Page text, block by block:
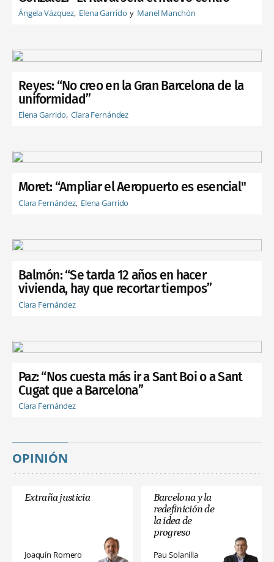
Ángela Vázquez Elena Garrido Manel Manchón
Reyes: “No creo en la Gran Barcelona de la
uniformidad”
Elena Garrido Clara Fernández
Moret: “Ampliar el Aeropuerto es esencial"
Clara Fernández Elena Garrido
Balmón: “Se tarda 12 años en hacer
vivienda, hay que recortar tiempos”
Clara Fernández
Paz: “Nos cuesta más ir a Sant Boi o a Sant
Cugat que a Barcelona”
Clara Fernández
OPINIÓN
Extraña justicia
Joaquín Romero
Barcelona y la
redefinición de
la idea de
progreso
Pau Solanilla